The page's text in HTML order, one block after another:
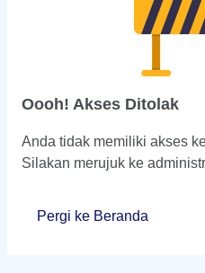
Oooh! Akses Ditolak
Anda tidak memiliki akses
Silakan merujuk ke
Pergi ke Beranda